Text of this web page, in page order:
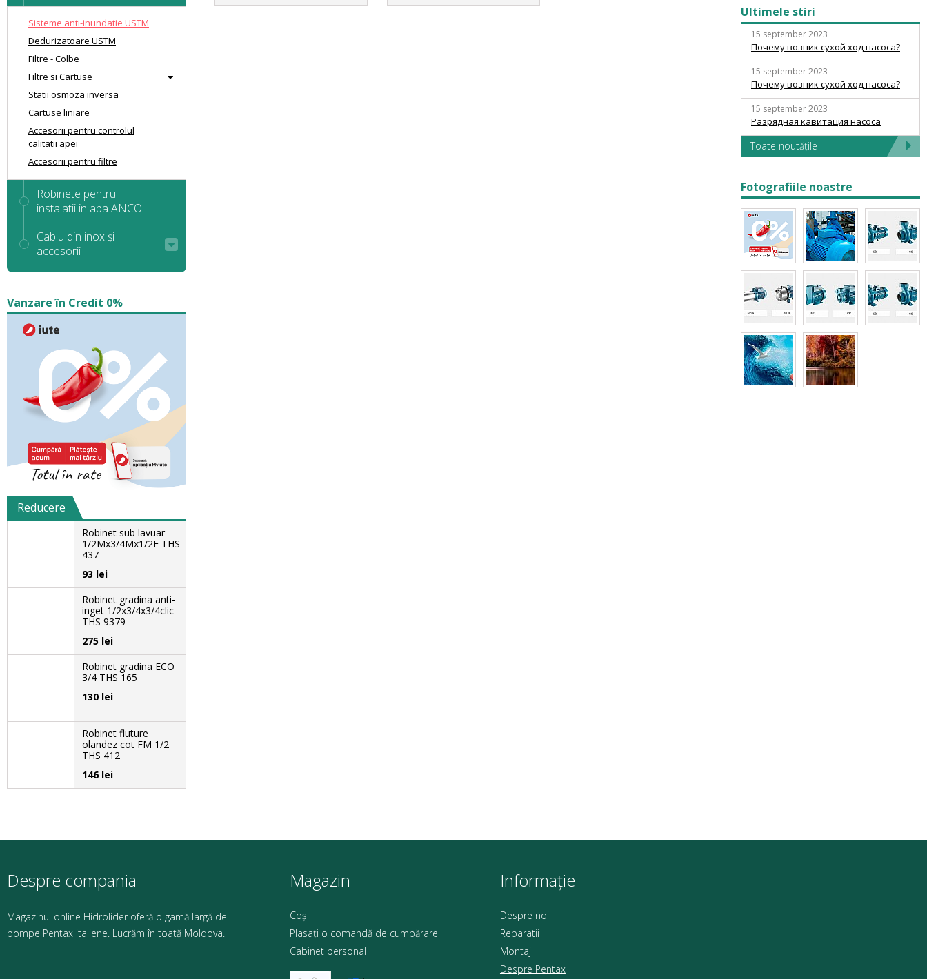
Sisteme anti-inundatie USTM
Dedurizatoare USTM
Filtre - Colbe
Filtre si Cartuse
Statii osmoza inversa
Cartuse liniare
Accesorii pentru controlul
calitatii apei
Accesorii pentru filtre
Robinete pentru
instalatii in apa ANCO
Cablu din inox și
accesorii
Vanzare în Credit 0%
Reducere
Robinet sub lavuar
1/2Mx3/4Mx1/2F THS
437
93 lei
Robinet gradina anti-
inget 1/2x3/4x3/4clic
THS 9379
275 lei
Robinet gradina ECO
3/4 THS 165
130 lei
Robinet fluture
olandez cot FM 1/2
THS 412
146 lei
Ultimele stiri
15 september 2023
Почему возник сухой ход насоса?
15 september 2023
Почему возник сухой ход насоса?
15 september 2023
Разрядная кавитация насоса
Toate noutățile
Fotografiile noastre
Despre compania
Magazinul online Hidrolider oferă o gamă largă de
pompe Pentax italiene. Lucrăm în toată Moldova.
Magazin
Coș
Plasați o comandă de cumpărare
Cabinet personal
Informație
Despre noi
Reparatii
Montaj
Despre Pentax